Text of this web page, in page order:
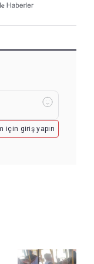
için giriş yapın